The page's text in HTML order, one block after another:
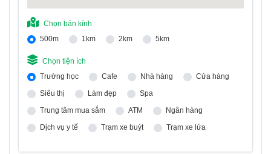
Chọn bán kính
500m
1km 2km 5km
Chọn tiện ích
Trường học
Cafe Nhà hàng
Cửa hàng
Siêu thị
Làm đẹp
Spa
Trung tâm mua sắm
ATM
Ngân hàng
Dịch vụ y tế
Trạm xe buýt Trạm xe lửa